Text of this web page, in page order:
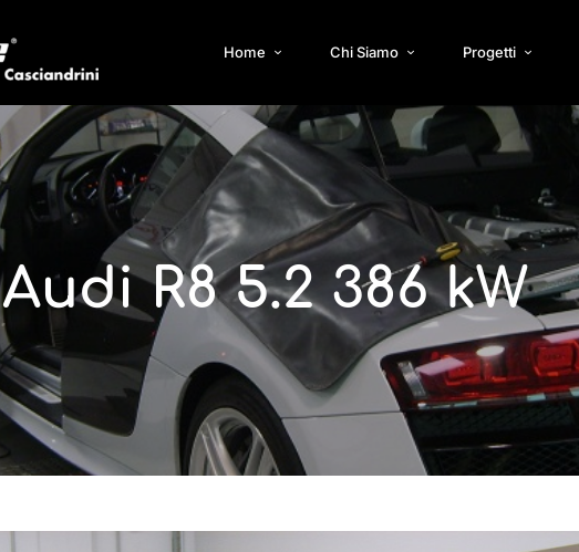
Home Chi Siamo Progetti
Audi R8 5.2 386 kW